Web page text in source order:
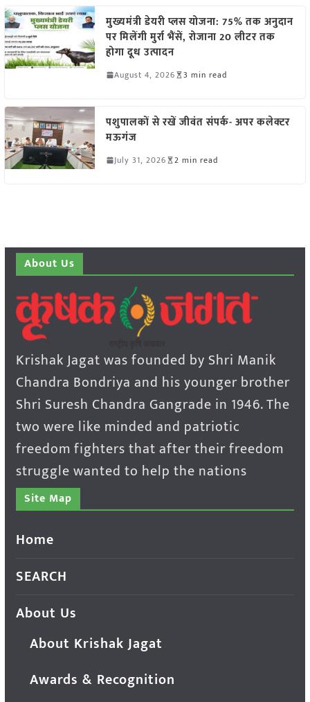
मुख्यमंत्री डेयरी प्लस योजना: 75% तक अनुदान
पर मिलेंगी मुर्रा भैंसें, रोजाना 20 लीटर तक
होगा दूध उत्पादन
August 4, 2026 3 min read
पशुपालकों से रखें जीवंत संपर्क- अपर कलेक्टर
मऊगंज
July 31, 2026 2 min read
About Us
Krishak Jagat was founded by Shri Manik
Chandra Bondriya and his younger brother
Shri Suresh Chandra Gangrade in 1946. The
two were like minded and patriotic
freedom fighters that after their freedom
struggle wanted to help the nations
Site Map
Home
SEARCH
About Us
About Krishak Jagat
Awards & Recognition